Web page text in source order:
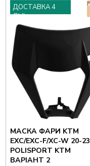
ДОСТАВКА 4
ДНІ
МАСКА ФАРИ KTM
EXC/EXC-F/XC-W 20-23
POLISPORT KTM
ВАРІАНТ 2